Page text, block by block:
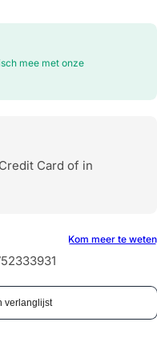
mee met onze
Card of in